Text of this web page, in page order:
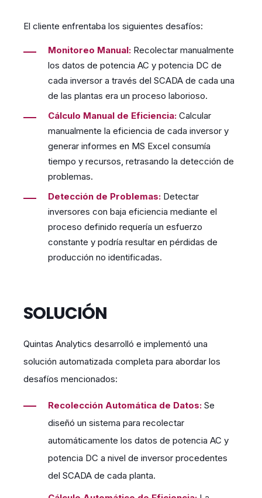
El cliente enfrentaba los siguientes desafíos:
Monitoreo Manual: Recolectar manualmente
los datos de potencia AC y potencia DC de
cada inversor a través del SCADA de cada una
de las plantas era un proceso laborioso.
Cálculo Manual de Eficiencia: Calcular
manualmente la eficiencia de cada inversor y
generar informes en MS Excel consumía
tiempo y recursos, retrasando la detección de
problemas.
Detección de Problemas: Detectar
inversores con baja eficiencia mediante el
proceso definido requería un esfuerzo
constante y podría resultar en pérdidas de
producción no identificadas.
SOLUCIÓN
Quintas Analytics desarrolló e implementó una
solución automatizada completa para abordar los
desafíos mencionados:
Recolección Automática de Datos: Se
diseñó un sistema para recolectar
automáticamente los datos de potencia AC y
potencia DC a nivel de inversor procedentes
del SCADA de cada planta.